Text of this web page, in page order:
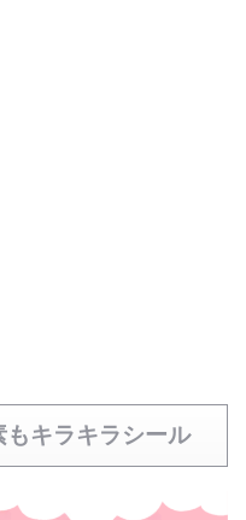
キラキラシール